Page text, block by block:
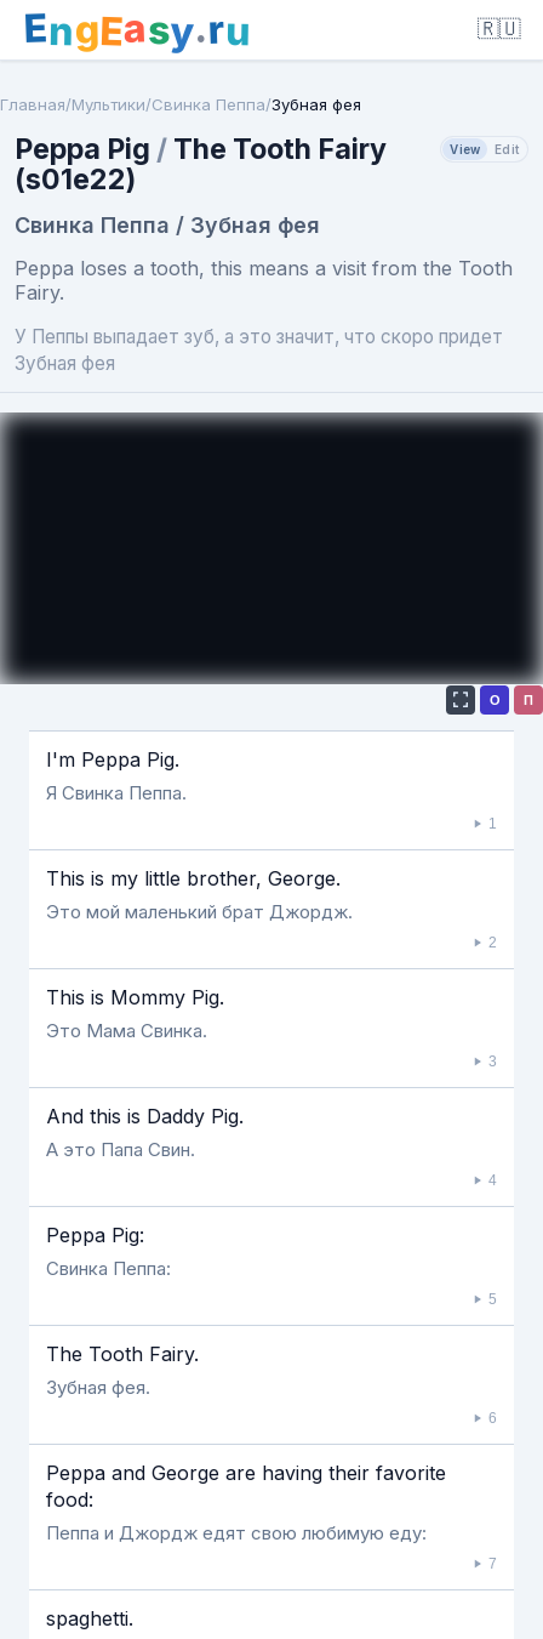
EngEasy.ru 🇷🇺
Главная/Мультики/Свинка Пеппа/Зубная фея
Peppa Pig / The Tooth Fairy
(s01e22)
View Edit
Свинка Пеппа / Зубная фея
Peppa loses a tooth, this means a visit from the Tooth
Fairy.
У Пеппы выпадает зуб, а это значит, что скоро придет
Зубная фея
Если видео долго не грузится, выключите VPN
О П
I'm Peppa Pig.
Я Свинка Пеппа.
1
This is my little brother, George.
Это мой маленький брат Джордж.
2
This is Mommy Pig.
Это Мама Свинка.
3
And this is Daddy Pig.
А это Папа Свин.
4
Peppa Pig:
Свинка Пеппа:
5
The Tooth Fairy.
Зубная фея.
6
Peppa and George are having their favorite
food:
Пеппа и Джордж едят свою любимую еду:
7
spaghetti.